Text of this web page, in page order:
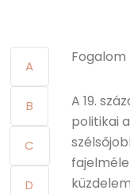
A
B
C
D
Fogalom
A 19.
politikai